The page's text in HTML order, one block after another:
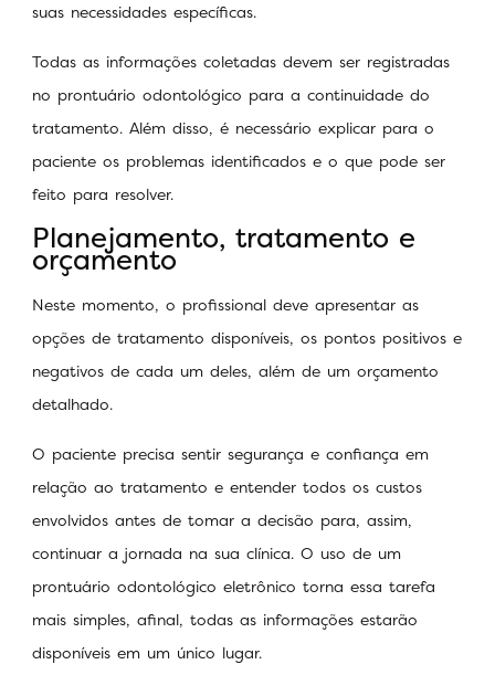
suas necessidades específicas.
Todas as informações coletadas devem ser registradas
no prontuário odontológico para a continuidade do
tratamento. Além disso, é necessário explicar para o
paciente os problemas identificados e o que pode ser
feito para resolver.
Planejamento, tratamento e
orçamento
Neste momento, o profissional deve apresentar as
opções de tratamento disponíveis, os pontos positivos e
negativos de cada um deles, além de um orçamento
detalhado.
O paciente precisa sentir segurança e confiança em
relação ao tratamento e entender todos os custos
envolvidos antes de tomar a decisão para, assim,
continuar a jornada na sua clínica. O uso de um
prontuário odontológico eletrônico torna essa tarefa
mais simples, afinal, todas as informações estarão
disponíveis em um único lugar.